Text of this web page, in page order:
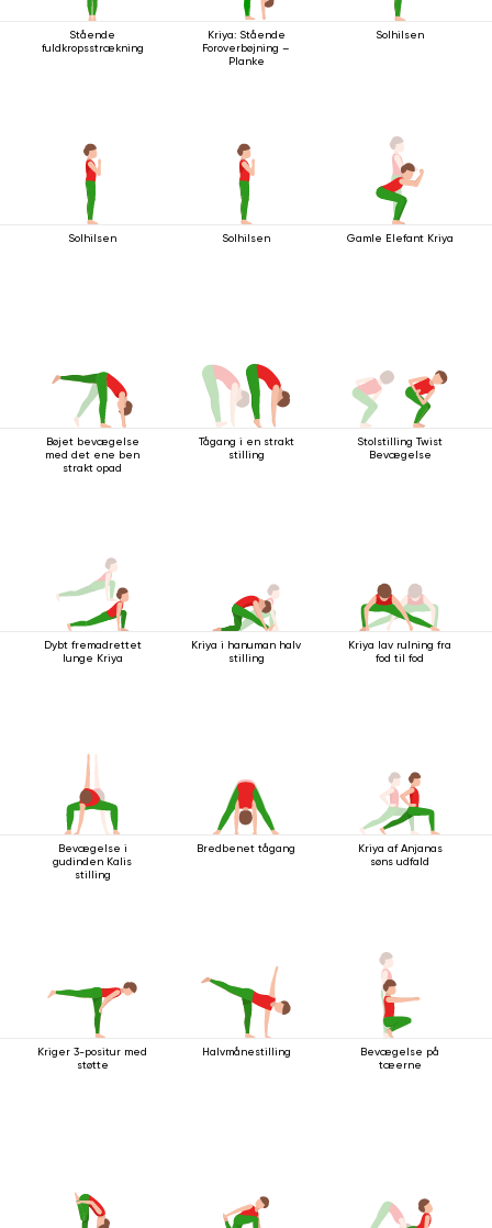
Stående
fuldkropsstrækning
Kriya: Stående
Foroverbøjning –
Planke
Solhilsen
Solhilsen Solhilsen Gamle Elefant Kriya
Bøjet bevægelse
med det ene ben
strakt opad
Tågang i en strakt
stilling
Stolstilling Twist
Bevægelse
Dybt fremadrettet
lunge Kriya
Kriya i hanuman halv
stilling
Kriya lav rulning fra
fod til fod
Bevægelse i
gudinden Kalis
stilling
Bredbenet tågang
Kriya af Anjanas
søns udfald
Kriger 3-positur med
støtte
Halvmånestilling
Bevægelse på
tæerne